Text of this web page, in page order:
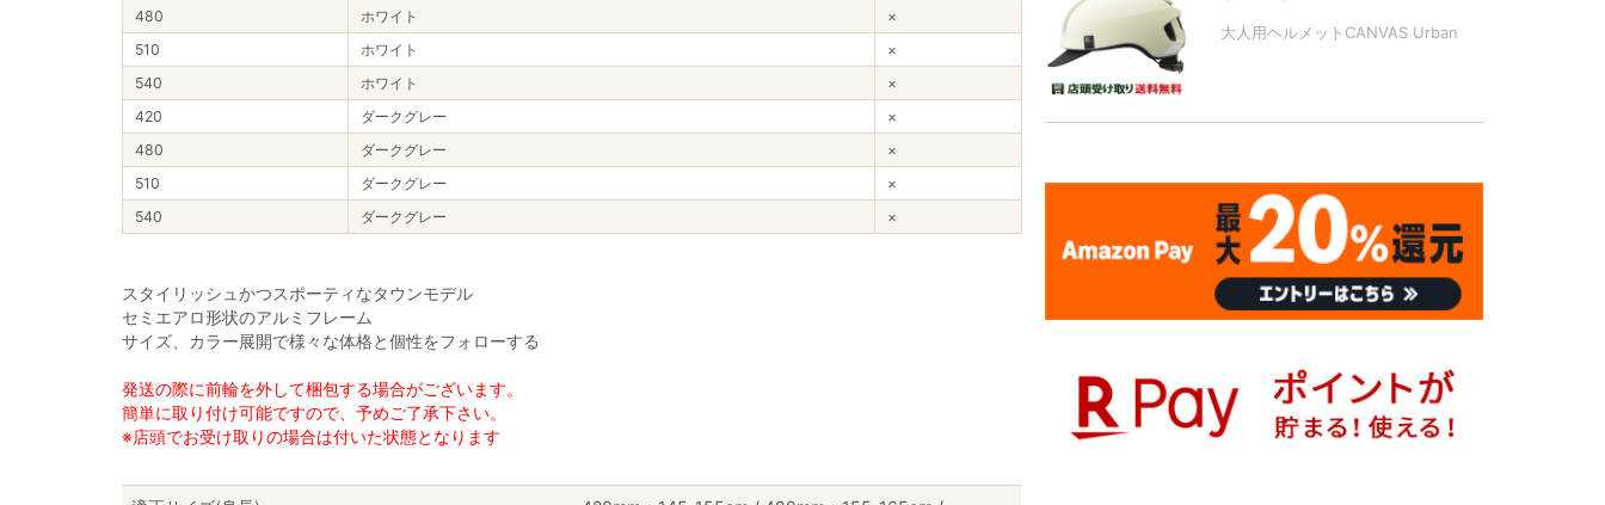
480
ホワイト
×
510
ホワイト
×
540
ホワイト
×
420
ダークグレー
×
480
ダークグレー
×
510
ダークグレー
×
540
ダークグレー ×
スタイリッシュかつスポーティなタウンモデル
セミエアロ形状のアルミフレーム
サイズ、カラー展開で様々な体格と個性をフォローする
発送の際に前輪を外して梱包する場合がございます。
簡単に取り付け可能ですので、予めご了承下さい。
※店頭でお受け取りの場合は付いた状態となります
大人用ヘルメットCANVAS Urban